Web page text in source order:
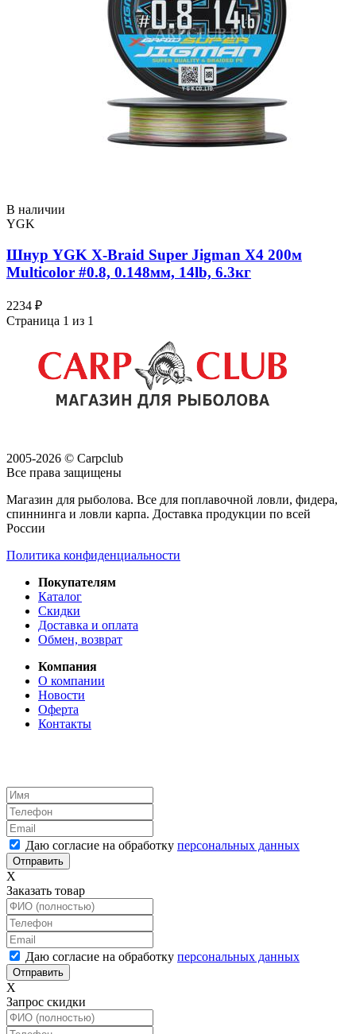
В наличии
YGK
Шнур YGK X-Braid Super Jigman X4 200м
Multicolor #0.8, 0.148мм, 14lb, 6.3кг
2234 ₽
Страница 1 из 1
2005-2026 © Carpclub
Все права защищены
Магазин для рыболова. Все для поплавочной ловли, фидера,
спиннинга и ловли карпа. Доставка продукции по всей
России
Политика конфиденциальности
Покупателям
Каталог
Скидки
Доставка и оплата
Обмен, возврат
Компания
О компании
Новости
Оферта
Контакты
Даю согласие на обработку персональных данных
X
Заказать товар
Даю согласие на обработку персональных данных
X
Запрос скидки